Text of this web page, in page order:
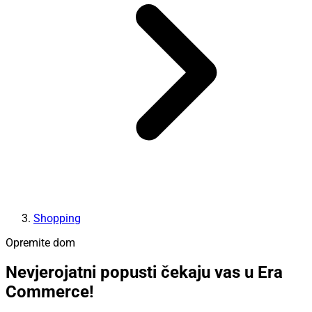
Shopping
Opremite dom
Nevjerojatni popusti čekaju vas u Era
Commerce!